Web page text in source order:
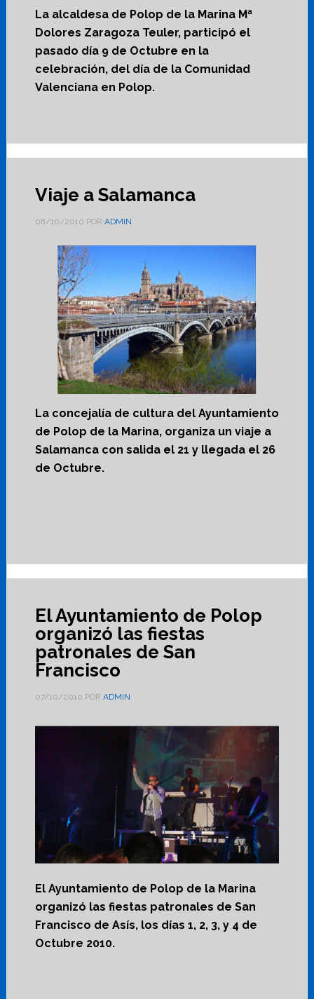
La alcaldesa de Polop de la Marina Mª
Dolores Zaragoza Teuler, participó el
pasado día 9 de Octubre en la
celebración, del día de la Comunidad
Valenciana en Polop.
Viaje a Salamanca
08/10/2010 POR ADMIN
La concejalía de cultura del Ayuntamiento
de Polop de la Marina, organiza un viaje a
Salamanca con salida el 21 y llegada el 26
de Octubre.
El Ayuntamiento de Polop
organizó las fiestas
patronales de San
Francisco
07/10/2010 POR ADMIN
El Ayuntamiento de Polop de la Marina
organizó las fiestas patronales de San
Francisco de Asís, los días 1, 2, 3, y 4 de
Octubre 2010.